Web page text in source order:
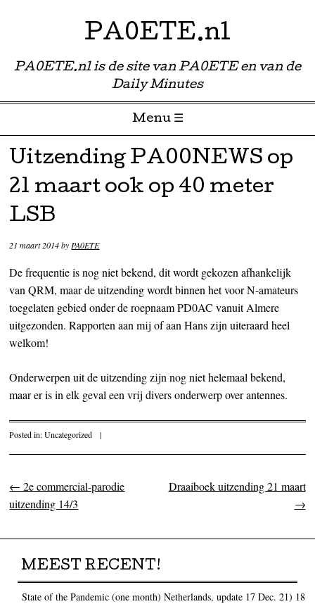
PA0ETE.nl
PA0ETE.nl is de site van PA0ETE en van de
Daily Minutes
Menu ☰
Skip to content
Uitzending PA00NEWS op
21 maart ook op 40 meter
LSB
21 maart 2014byPA0ETE
De frequentie is nog niet bekend, dit wordt gekozen afhankelijk
van QRM, maar de uitzending wordt binnen het voor N-amateurs
toegelaten gebied onder de roepnaam PD0AC vanuit Almere
uitgezonden. Rapporten aan mij of aan Hans zijn uiteraard heel
welkom!
Onderwerpen uit de uitzending zijn nog niet helemaal bekend,
maar er is in elk geval een vrij divers onderwerp over antennes.
Posted in:Uncategorized |
Post navigation
← 2e commercial-parodie
uitzending 14/3
Draaiboek uitzending 21 maart
→
MEEST RECENT!
State of the Pandemic (one month) Netherlands, update 17 Dec. 21) 18